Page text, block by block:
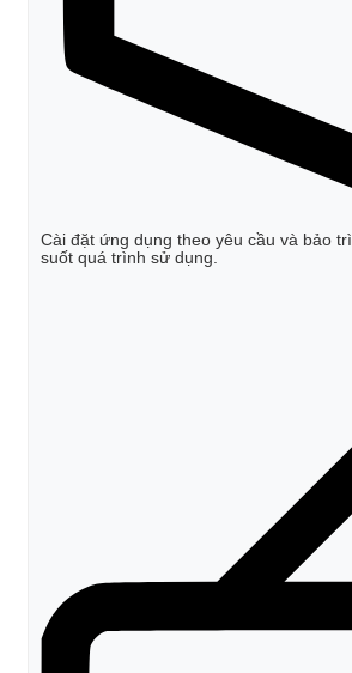
Cài đặt ứng dụng theo yêu cầu và bảo trì
suốt quá trình sử dụng.